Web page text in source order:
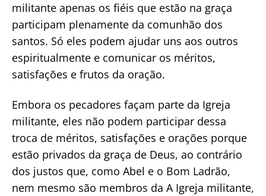
militante apenas os fiéis que estão na graça
participam plenamente da comunhão dos
santos. Só eles podem ajudar uns aos outros
espiritualmente e comunicar os méritos,
satisfações e frutos da oração.
Embora os pecadores façam parte da Igreja
militante, eles não podem participar dessa
troca de méritos, satisfações e orações porque
estão privados da graça de Deus, ao contrário
dos justos que, como Abel e o Bom Ladrão,
nem mesmo são membros da A Igreja militante,